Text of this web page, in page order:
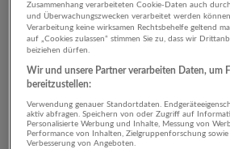
1 Bau
Zusammenhang verarbeiteten Cookie-Daten auch
und Überwachungszwecken verarbeitet werden
Verarbeitung keine wirksamen Rechtsbehelfe geltend
auf „Cookies zulassen“ stimmen Sie zu, dass wir
beiziehen dürfen.
Wir und unsere Partner verarbeiten Daten, um
bereitzustellen:
Verwendung genauer Standortdaten.
aktiv abfragen. Speichern von oder Zugriff auf
Personalisierte Werbung und Inhalte, Messung von
Performance von Inhalten, Zielgruppenforschung
Verbesserung von Angeboten.